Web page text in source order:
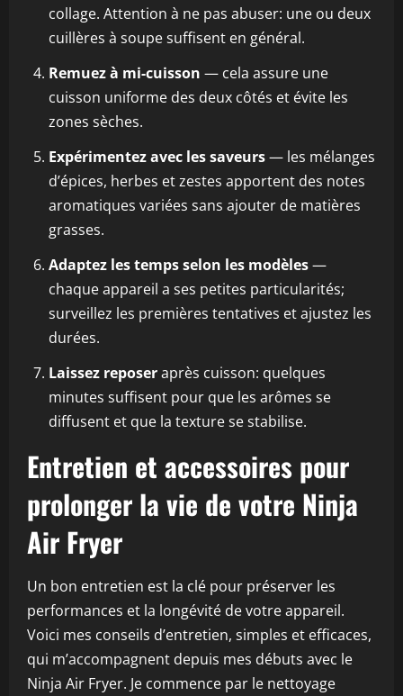
collage. Attention à ne pas abuser: une ou deux
cuillères à soupe suffisent en général.
Remuez à mi-cuisson — cela assure une
cuisson uniforme des deux côtés et évite les
zones sèches.
Expérimentez avec les saveurs— les mélanges
d’épices, herbes et zestes apportent des notes
aromatiques variées sans ajouter de matières
grasses.
Adaptez les temps selon les modèles—
chaque appareil a ses petites particularités;
surveillez les premières tentatives et ajustez les
durées.
Laissez reposeraprès cuisson: quelques
minutes suffisent pour que les arômes se
diffusent et que la texture se stabilise.
Entretien et accessoires pour
prolonger la vie de votre Ninja
Air Fryer
Un bon entretien est la clé pour préserver les
performances et la longévité de votre appareil.
Voici mes conseils d’entretien, simples et efficaces,
qui m’accompagnent depuis mes débuts avec le
Ninja Air Fryer. Je commence par le nettoyage